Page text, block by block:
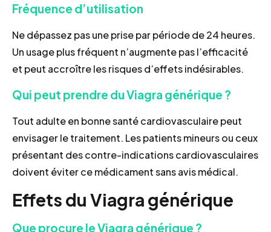
Fréquence d’utilisation
Ne dépassez pas une prise par période de 24 heures.
Un usage plus fréquent n’augmente pas l’efficacité
et peut accroître les risques d’effets indésirables.
Qui peut prendre du Viagra générique ?
Tout adulte en bonne santé cardiovasculaire peut
envisager le traitement. Les patients mineurs ou ceux
présentant des contre-indications cardiovasculaires
doivent éviter ce médicament sans avis médical.
Effets du Viagra générique
Que procure le Viagra générique ?